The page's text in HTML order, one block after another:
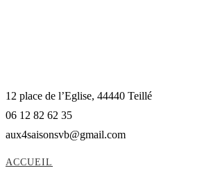
12 place de l’Eglise, 44440 Teillé
06 12 82 62 35
aux4saisonsvb@gmail.com
ACCUEIL